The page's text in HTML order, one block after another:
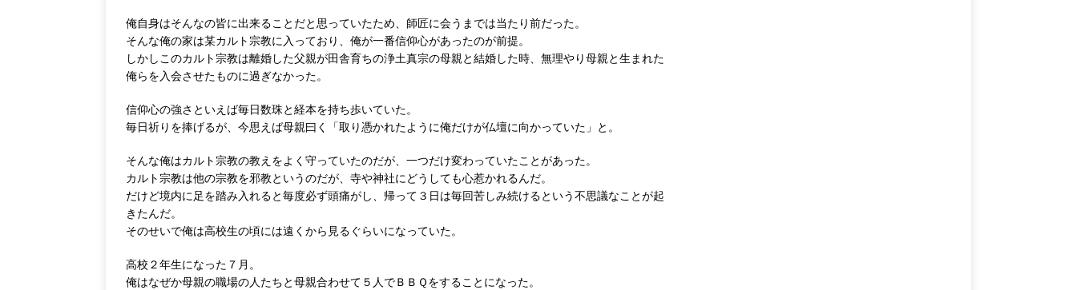
俺自身はそんなの皆に出来ることだと思っていたため、師匠に会うまでは当たり前だった。
そんな俺の家は某カルト宗教に入っており、俺が一番信仰心があったのが前提。
しかしこのカルト宗教は離婚した父親が田舎育ちの浄土真宗の母親と結婚した時、無理やり母親と生まれた
俺らを入会させたものに過ぎなかった。
信仰心の強さといえば毎日数珠と経本を持ち歩いていた。
毎日祈りを捧げるが、今思えば母親曰く「取り憑かれたように俺だけが仏壇に向かっていた」と。
そんな俺はカルト宗教の教えをよく守っていたのだが、一つだけ変わっていたことがあった。
カルト宗教は他の宗教を邪教というのだが、寺や神社にどうしても心惹かれるんだ。
だけど境内に足を踏み入れると毎度必ず頭痛がし、帰って３日は毎回苦しみ続けるという不思議なことが起
きたんだ。
そのせいで俺は高校生の頃には遠くから見るぐらいになっていた。
高校２年生になった７月。
俺はなぜか母親の職場の人たちと母親合わせて５人でＢＢＱをすることになった。